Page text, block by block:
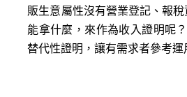
販生意屬性沒有營業登記、報
能拿什麼，來作為收入證明呢
替代性證明，讓有需求者參考運